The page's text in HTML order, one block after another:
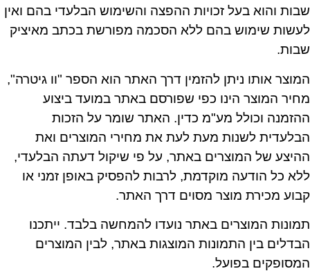
שבות והוא בעל זכויות ההפצה והשימוש הבלעדי בהם ואין
לעשות שימוש בהם ללא הסכמה מפורשת בכתב מאיציק
שבות.
המוצר אותו ניתן להזמין דרך האתר הוא הספר "וו גיטרה",
מחיר המוצר הינו כפי שפורסם באתר במועד ביצוע
ההזמנה וכולל מע"מ כדין. האתר שומר על הזכות
הבלעדית לשנות מעת לעת את מחירי המוצרים ואת
ההיצע של המוצרים באתר, על פי שיקול דעתה הבלעדי,
ללא כל הודעה מוקדמת, לרבות להפסיק באופן זמני או
קבוע מכירת מוצר מסוים דרך האתר.
תמונות המוצרים באתר נועדו להמחשה בלבד. ייתכנו
הבדלים בין התמונות המוצגות באתר, לבין המוצרים
המסופקים בפועל.